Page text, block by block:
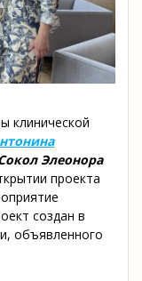
клинической
Элеонора
проекта
создан в
объявленного